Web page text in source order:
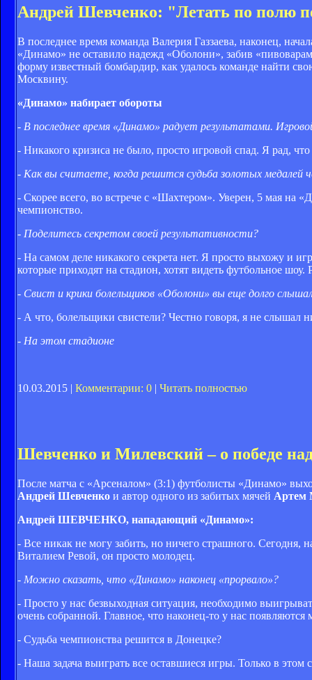
Андрей Шевченко: "Летать по полю
В последнее время команда Валерия Газзаева, наконец,
«Динамо» не оставило надежд «Оболони», забив
форму известный бомбардир, как удалось команде найти
Москвину.
«Динамо» набирает обороты
- В последнее время «Динамо» радует результатами.
- Никакого кризиса не было, просто игровой спад. Я рад,
- Как вы считаете, когда решится судьба золотых медалей
- Скорее всего, во встрече с «Шахтером». Уверен, 5 мая на
чемпионство.
- Поделитесь секретом своей результативности?
- На самом деле никакого секрета нет. Я просто выхожу и
которые приходят на стадион, хотят видеть футбольное
- Свист и крики болельщиков «Оболони» вы еще долго
- А что, болельщики свистели? Честно говоря, я не слышал
- На этом стадионе
10.03.2015 | Комментарии: 0 | Читать полностью
Шевченко и Милевский – о победе
После матча с «Арсеналом» (3:1) футболисты «Динамо»
Андрей Шевченко и автор одного из забитых мячей Артем
Андрей ШЕВЧЕНКО, нападающий «Динамо»:
- Все никак не могу забить, но ничего страшного. Сегодня,
Виталием Ревой, он просто молодец.
- Можно сказать, что «Динамо» наконец «прорвало»?
- Просто у нас безвыходная ситуация, необходимо
очень собранной. Главное, что наконец-то у нас
- Судьба чемпионства решится в Донецке?
- Наша задача выиграть все оставшиеся игры. Только в этом